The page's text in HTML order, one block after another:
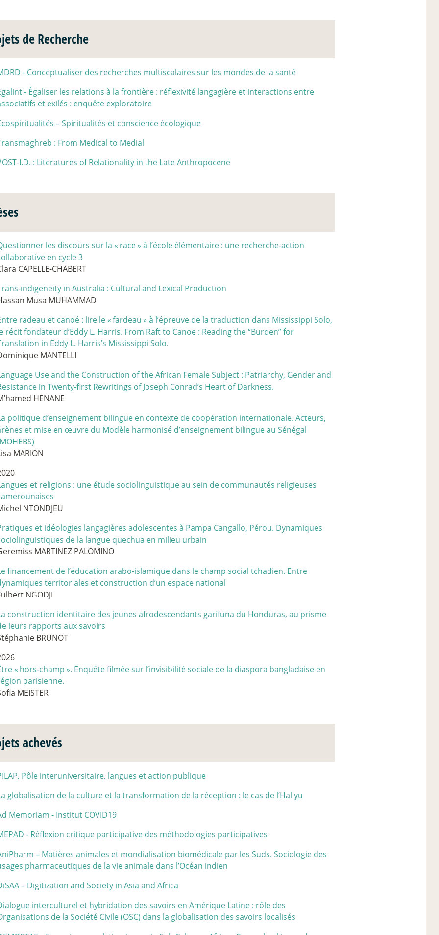
de Recherche
- Conceptualiser des recherches multiscalaires sur les mondes de la santé
- Égaliser les relations à la frontière : réflexivité langagière et interactions entre
et exilés : enquête exploratoire
– Spiritualités et conscience écologique
: From Medical to Medial
I.D. : Literatures of Relationality in the Late Anthropocene
les discours sur la « race» à l’école élémentaire : une recherche-action
en cycle 3
CAPELLE-CHABERT
indigeneity in Australia : Cultural and Lexical Production
Musa MUHAMMAD
radeau et canoé : lire le «fardeau » à l’épreuve de la traduction dans Mississippi Solo,
récit fondateur d’Eddy L. Harris. From Raft to Canoe : Reading the “Burden” for
in Eddy L. Harris’s Mississippi Solo.
MANTELLI
Use and the Construction of the African Female Subject : Patriarchy, Gender and
in Twenty-first Rewritings of Joseph Conrad’s Heart of Darkness.
HENANE
politique d’enseignement bilingue en contexte de coopération internationale. Acteurs,
et mise en œuvre du Modèle harmonisé d’enseignement bilingue au Sénégal
MARION
et religions : une étude sociolinguistique au sein de communautés religieuses
NTONDJEU
et idéologies langagières adolescentes à Pampa Cangallo, Pérou. Dynamiques
de la langue quechua en milieu urbain
MARTINEZ PALOMINO
financement de l’éducation arabo-islamique dans le champ social tchadien. Entre
territoriales et construction d’un espace national
NGODJI
construction identitaire des jeunes afrodescendants garifuna du Honduras, au prisme
leurs rapports aux savoirs
BRUNOT
« hors-champ ». Enquête filmée sur l’invisibilité sociale de la diaspora bangladaise en
parisienne.
MEISTER
achevés
Pôle interuniversitaire, langues et action publique
globalisation de la culture et la transformation de la réception : le cas de l’Hallyu
Memoriam - Institut COVID19
- Réflexion critique participative des méthodologies participatives
– Matières animales et mondialisation biomédicale par les Suds. Sociologie des
pharmaceutiques de la vie animale dans l’Océan indien
– Digitization and Society in Asia and Africa
interculturel et hybridation des savoirs en Amérique Latine : rôle des
de la Société Civile (OSC) dans la globalisation des savoirs localisés